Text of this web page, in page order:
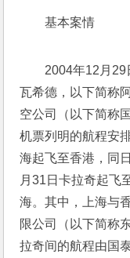
基本案情
2004年12月29
瓦希德，以下简称
空公司（以下简称
机票列明的航程安
海起飞至香港，同
月31日卡拉奇起飞
海。其中，上海与
限公司（以下简称
拉奇间的航程由国